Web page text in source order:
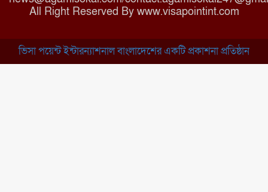
রাজবাড়ী: বালিয়াকান্দিতে কিশোরীর
ঝুলন্ত মরদেহ উদ্ধার
All Right Reserved By www.visapointint.com
ভিসা পয়েন্ট ইন্টারন্যাশনাল বাংলাদেশের একটি প্রকাশনা প্রতিষ্ঠান